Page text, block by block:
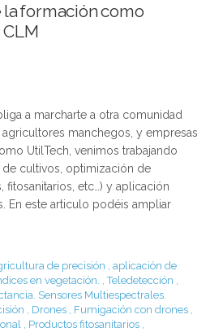
formación como
a marcharte a otra comunidad
manchegos, y empresas
UtilTech, venimos trabajando
cultivos, optimización de
fitosanitarios, etc…) y aplicación
En este articulo podéis ampliar
de precisión , aplicación de
en vegetación. , Teledetección ,
Sensores Multiespectrales.
, Drones , Fumigación con drones ,
, Productos fitosanitarios ,